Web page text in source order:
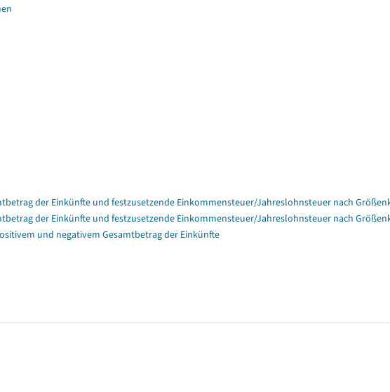
der Einkünfte und festzusetzende Einkommensteuer/Jahreslohnsteuer nach
der Einkünfte und festzusetzende Einkommensteuer/Jahreslohnsteuer nach
und negativem Gesamtbetrag der Einkünfte